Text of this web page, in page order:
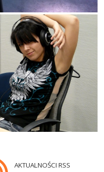
AKTUALNOŚCI RSS